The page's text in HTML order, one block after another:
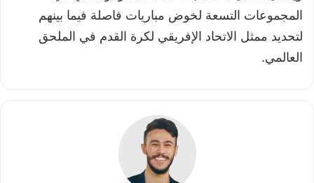
المجموعات التسعة لخوض مباريات فاصلة فيما بينهم
لتحديد ممثل الاتحاد الإفريقي لكرة القدم في الملحق
العالمي.